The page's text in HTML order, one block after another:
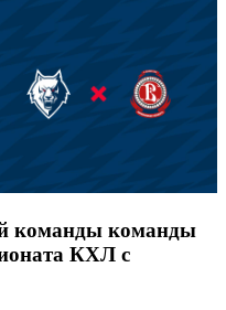
команды команды
КХЛ с